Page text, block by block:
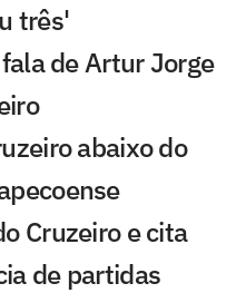
três'
de Artur Jorge
abaixo do
Cruzeiro e cita
de partidas